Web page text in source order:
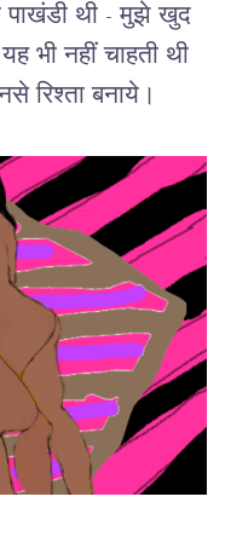
पाखंडी थी - मुझे खुद
भी नहीं चाहती थी
रिश्ता बनाये।